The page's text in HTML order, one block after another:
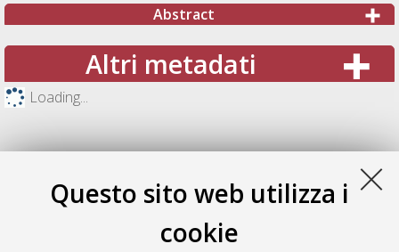
Questo sito web utilizza i
cookie
Abstract
Altri metadati
Loading...